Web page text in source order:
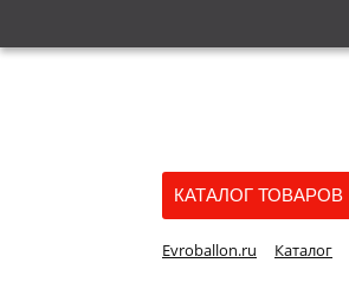
КАТАЛОГ ТОВАРОВ
Evroballon.ru Каталог